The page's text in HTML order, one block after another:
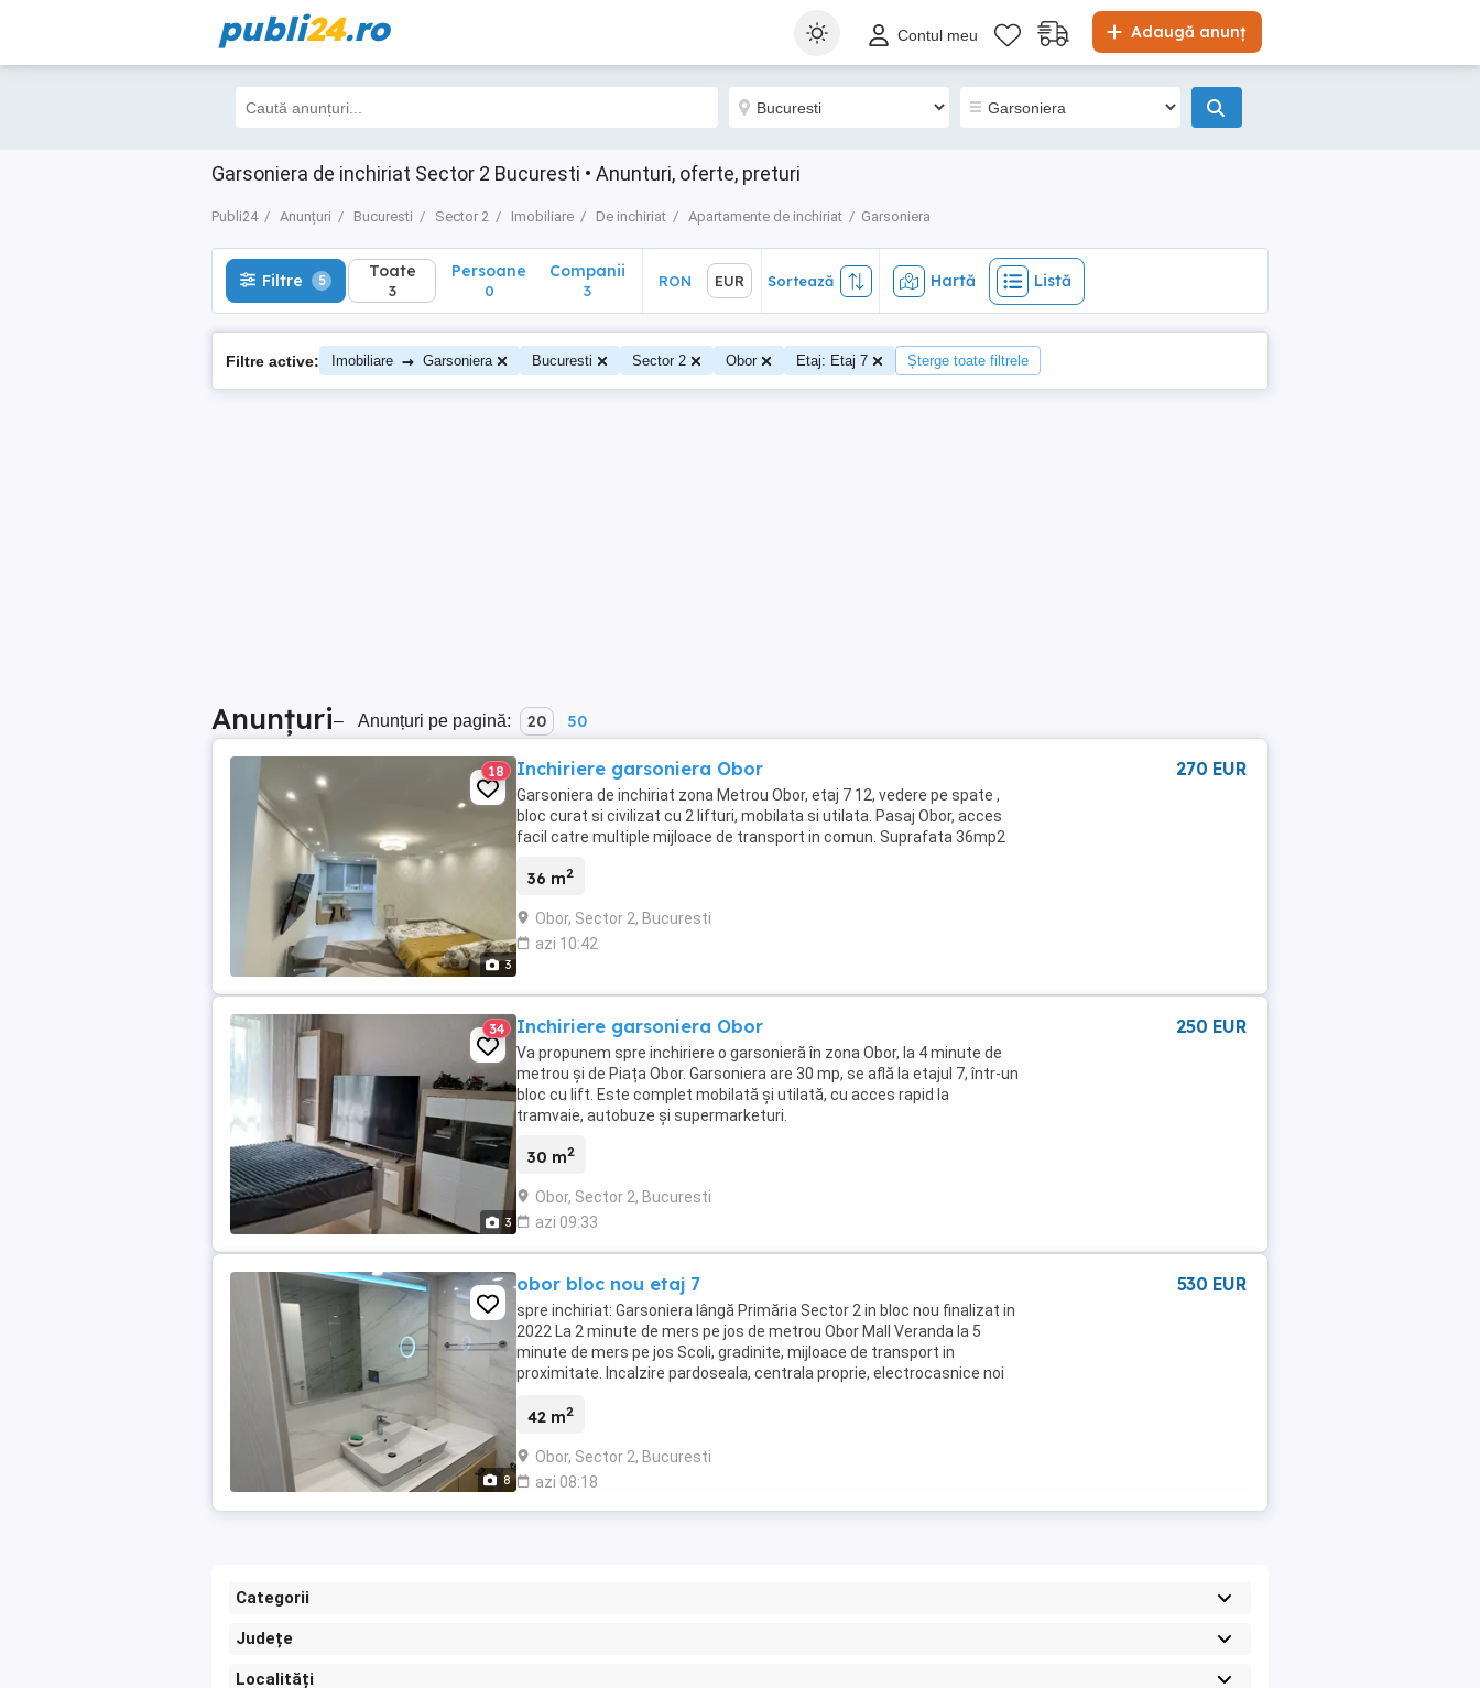
publi24.ro Adaugă anunț
Contul meu
Garsoniera de inchiriat Sector 2 Bucuresti • Anunturi, oferte, preturi
Publi24 Anunțuri Bucuresti Sector 2 Imobiliare De inchiriat Apartamente de inchiriat Garsoniera
Filtre 5 Toate
3
Sortează Hartă Listă
Filtre 5 Toate
3
Persoane
0
Companii
3
RON EUR Sortează Hartă Listă
Filtre active: Imobiliare → Garsoniera Bucuresti Sector 2 Obor Etaj: Etaj 7 Șterge toate filtrele
Anunțuri– Anunțuri pe pagină: 20 50
3
18 Inchiriere garsoniera Obor
Garsoniera de inchiriat zona Metrou Obor, etaj 7 12, vedere pe spate ,
bloc curat si civilizat cu 2 lifturi, mobilata si utilata. Pasaj Obor, acces
facil catre multiple mijloace de transport in comun. Suprafata 36mp2
36 m2
Obor, Sector 2, Bucuresti
azi 10:42
270 EUR
3
34 Inchiriere garsoniera Obor
Va propunem spre inchiriere o garsonieră în zona Obor, la 4 minute de
metrou și de Piața Obor. Garsoniera are 30 mp, se află la etajul 7, într-un
bloc cu lift. Este complet mobilată și utilată, cu acces rapid la
tramvaie, autobuze și supermarketuri.
30 m2
Obor, Sector 2, Bucuresti
azi 09:33
250 EUR
8
obor bloc nou etaj 7
spre inchiriat: Garsoniera lângă Primăria Sector 2 in bloc nou finalizat in
2022 La 2 minute de mers pe jos de metrou Obor Mall Veranda la 5
minute de mers pe jos Scoli, gradinite, mijloace de transport in
proximitate. Incalzire pardoseala, centrala proprie, electrocasnice noi
42 m2
Obor, Sector 2, Bucuresti
azi 08:18
530 EUR
Categorii
Județe
Localități